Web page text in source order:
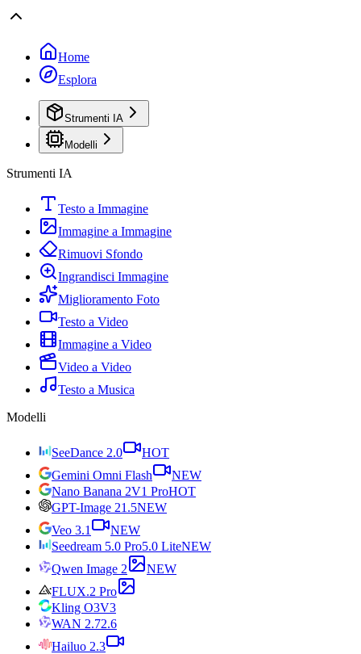
Home
Esplora
Strumenti IA
Modelli
Strumenti IA
Testo a Immagine
Immagine a Immagine
Rimuovi Sfondo
Ingrandisci Immagine
Miglioramento Foto
Testo a Video
Immagine a Video
Video a Video
Testo a Musica
Modelli
SeeDance 2.0
HOT
Gemini Omni Flash
NEW
Nano Banana 2V1 ProHOT
GPT-Image 21.5NEW
Veo 3.1
NEW
Seedream 5.0 Pro5.0 LiteNEW
Qwen Image 2
NEW
FLUX.2 Pro
Kling O3V3
WAN 2.72.6
Hailuo 2.3